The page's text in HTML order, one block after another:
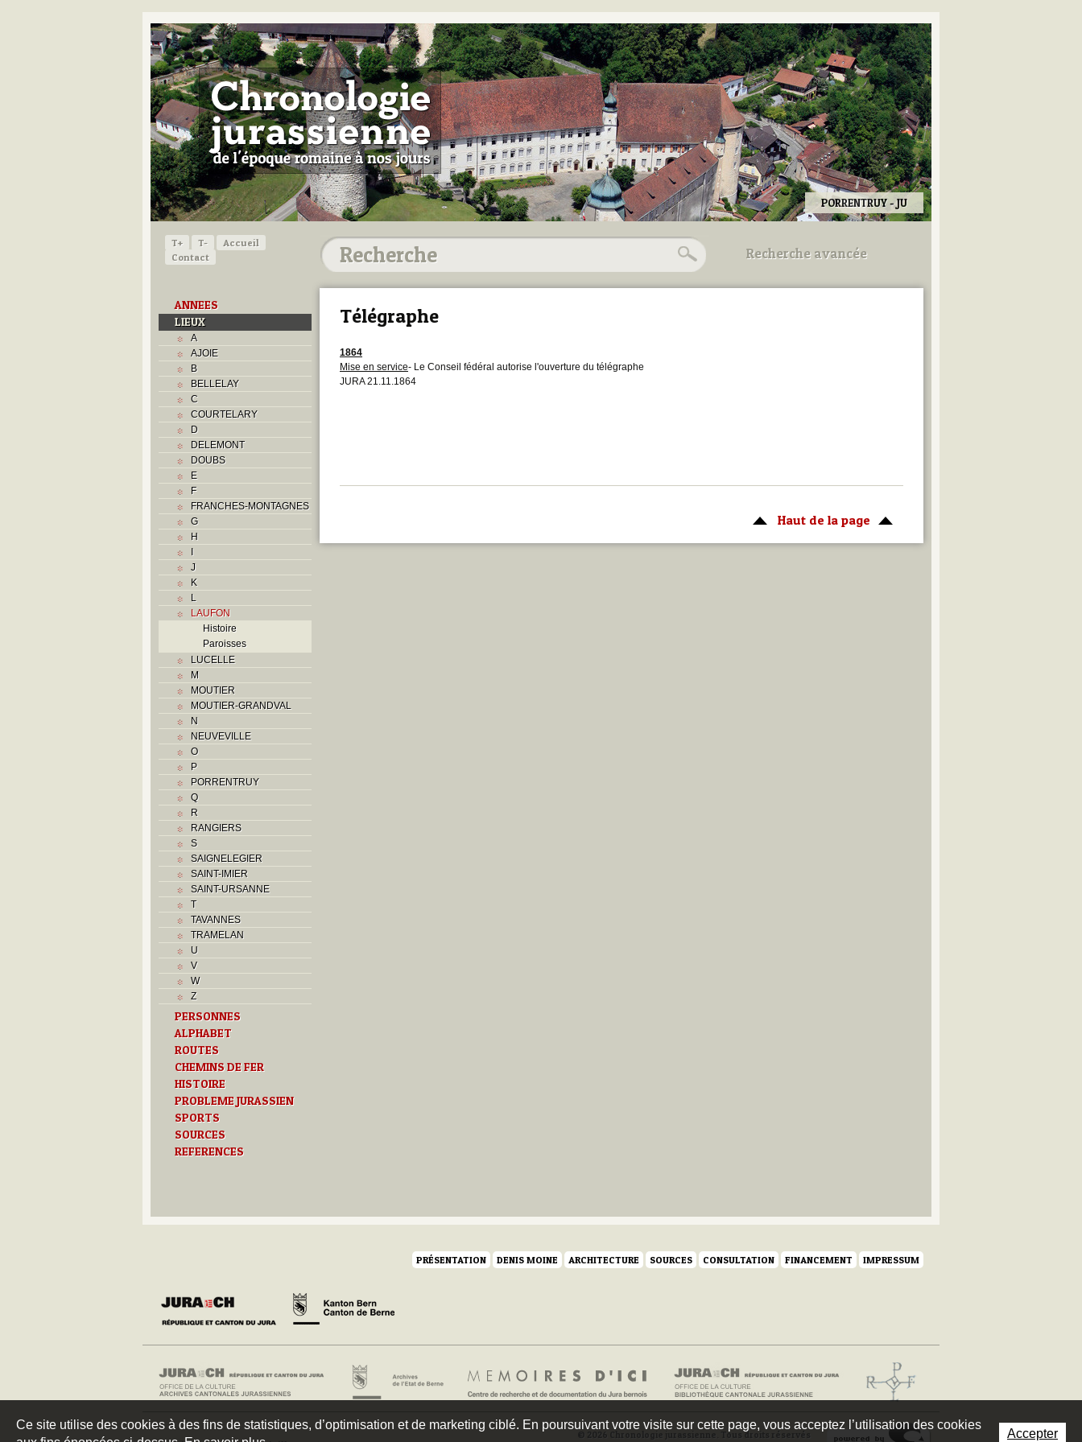
PORRENTRUY - JU
T+ T-
Accueil
Contact
ANNEES
LIEUX
A
AJOIE
B
BELLELAY
C
COURTELARY
D
DELEMONT
DOUBS
E
F
FRANCHES-MONTAGNES
G
H
I
J
K
L
LAUFON
Histoire
Paroisses
LUCELLE
M
MOUTIER
MOUTIER-GRANDVAL
N
NEUVEVILLE
O
P
PORRENTRUY
Q
R
RANGIERS
S
SAIGNELEGIER
SAINT-IMIER
SAINT-URSANNE
T
TAVANNES
TRAMELAN
U
V
W
Z
PERSONNES
ALPHABET
ROUTES
CHEMINS DE FER
HISTOIRE
PROBLEME JURASSIEN
SPORTS
SOURCES
REFERENCES
Recherche avancée
Utilisez les champs ci-dessous
Télégraphe
1864
Mise en service- Le Conseil fédéral autorise l'ouverture du télégraphe
JURA 21.11.1864
Haut de la page
PRÉSENTATION DENIS MOINE ARCHITECTURE SOURCES CONSULTATION FINANCEMENT IMPRESSUM
© 2026 Chronologie jurassienne. Tous droits réservés
Ce site utilise des cookies à des fins de statistiques, d’optimisation et de marketing ciblé. En poursuivant votre visite sur cette page, vous acceptez l’utilisation des cookies
Accepter